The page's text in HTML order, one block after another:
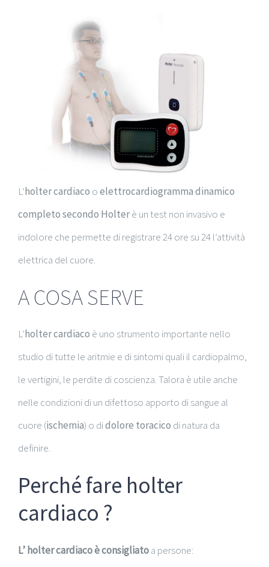
L’holter cardiaco oelettrocardiogramma dinamico
completo secondo Holterè un test non invasivo e
indolore che permette di registrare 24 ore su 24 l’attività
elettrica del cuore.
A COSA SERVE
L’holter cardiaco è uno strumento importante nello
studio di tutte le aritmie e di sintomi quali il cardiopalmo,
le vertigini, le perdite di coscienza. Talora è utile anche
nelle condizioni di un difettoso apporto di sangue al
cuore (ischemia) o didolore toracico di natura da
definire.
Perché fare holter
cardiaco ?
L’ holter cardiaco è consigliatoa persone: